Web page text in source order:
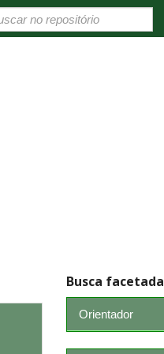
Busca facetada
Orientador